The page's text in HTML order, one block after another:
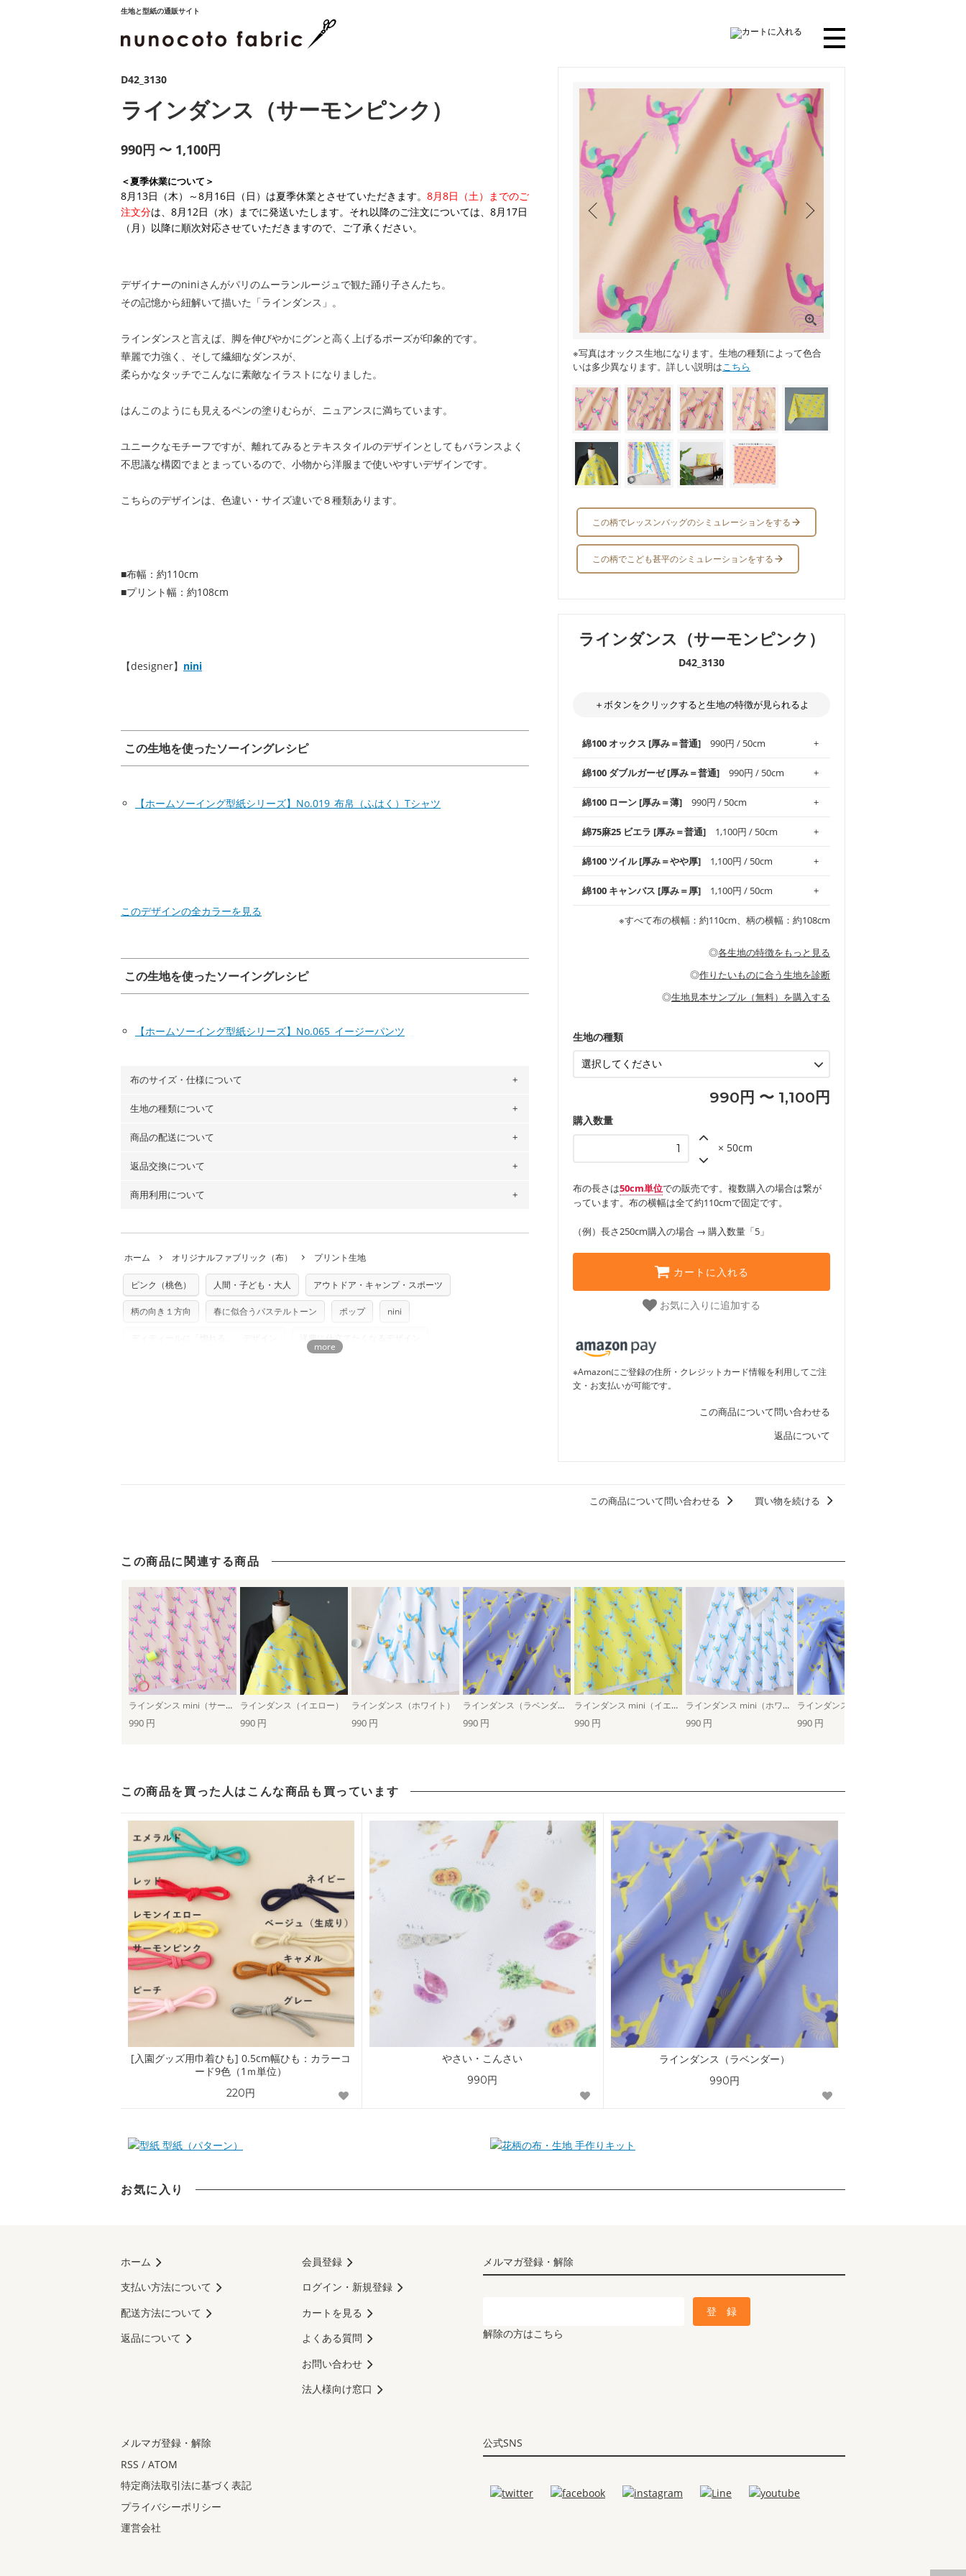
生地と型紙の通販サイト
※写真はオックス生地になります。生地の種類によって色合
いは多少異なります。詳しい説明はこちら
この柄でレッスンバッグのシミュレーションをする
この柄でこども甚平のシミュレーションをする
ラインダンス（サーモンピンク）
D42_3130
＋ボタンをクリックすると生地の特徴が見られるよ
綿100 オックス [厚み＝普通] 990円 / 50cm
使いやすさNo.1！しなやかさと適度な張りを併せ持ち、
通気性の高さがオックス生地の特徴です。当サイトのオ
縫いやすいため、布小物全般にお使いいただけます。
※レッスンバッグ、上履き袋などの通園通学グッズには
などの布小物
・布団カバーなどの寝具、カーテン
・スカート、甚平などの子ども服
綿100 ダブルガーゼ [厚み＝普通] 990円 / 50cm
柔らかくふんわりとした肌触りが特徴です。ベビー用品
やハンカチなど直接肌に触れるアイテムに最適です。高
シーズンで活躍してくれます。
・スタイ、おくるみなどのベビーグッズ
・ブラウス、チュニック、ワンピースなどの洋服
綿100 ローン [厚み＝薄] 990円 / 50cm
上質で薄手の平織りの生地です。軽やかさとなめらかな
手触りの良さが魅力。透け感があるので、涼しげなトッ
・ブラウス、シャツ、チュニックなどのトップス
綿75麻25 ビエラ [厚み＝普通] 1,100円 / 50cm
コットン75％リネン25％の当店のビエラ生地は、オック
ス生地よりもふんわりとした柔らかい質感と適度な落ち
綿100 ツイル [厚み＝やや厚] 1,100円 / 50cm
綾織りの生地です。しっかりとした張りと厚みがありな
がらも柔らかいのが特徴です。生地の厚みは中厚手で
・レッスンバッグ、上履き袋などの通園通学グッズ
・カーテン、エプロン、テーブルクロスなどの暮らしの
・パンツ、タックスカートなどのボトムス
もっと詳しく見る
綿100 キャンバス [厚み＝厚] 1,100円 / 50cm
夫で高い耐久性があります。トートバッグ・ポーチ・ペ
ンケースなどの布小物、インテリア用品に向いていま
・インテリア用品
※すべて布の横幅：約110cm、柄の横幅：約108cm
◎各生地の特徴をもっと見る
◎作りたいものに合う生地を診断
◎生地見本サンプル（無料）を購入する
生地の種類
990円 〜 1,100円
購入数量
× 50cm
布の長さは50cm単位での販売です。複数購入の場合は繋が
っています。布の横幅は全て約110cmで固定です。
（例）長さ250cm購入の場合 → 購入数量「5」
カートに入れる
お気に入りに追加する
※Amazonにご登録の住所・クレジットカード情報を利用してご注
文・お支払いが可能です。
この商品について問い合わせる
返品について
D42_3130
ラインダンス（サーモンピンク）
990円 〜 1,100円
＜夏季休業について＞
8月13日（木）～8月16日（日）は夏季休業とさせていただきます。 8月8日（土）までのご
注文分は、8月12日（水）までに発送いたします。それ以降のご注文については、8月17日
（月）以降に順次対応させていただきますので、ご了承ください。
デザイナーのniniさんがパリのムーランルージュで観た踊り子さんたち。
その記憶から紐解いて描いた「ラインダンス」。
ラインダンスと言えば、脚を伸びやかにグンと高く上げるポーズが印象的です。
華麗で力強く、そして繊細なダンスが、
柔らかなタッチでこんなに素敵なイラストになりました。
はんこのようにも見えるペンの塗りむらが、ニュアンスに満ちています。
ユニークなモチーフですが、離れてみるとテキスタイルのデザインとしてもバランスよく
不思議な構図でまとまっているので、小物から洋服まで使いやすいデザインです。
こちらのデザインは、色違い・サイズ違いで８種類あります。
■布幅：約110cm
■プリント幅：約108cm
【designer】 nini
この生地を使ったソーイングレシピ
【ホームソーイング型紙シリーズ】No.019_布帛（ふはく）Tシャツ
このデザインの全カラーを見る
この生地を使ったソーイングレシピ
【ホームソーイング型紙シリーズ】No.065_イージーパンツ
布のサイズ・仕様について
布の長さは50cm単位での販売になります。
※カットを希望の方は備考欄に「50cmずつカット希望」などご記載ください（50cm
単位でのカットのみ）
生地の種類について
・現在、すべてのデザインのプリントに使用している生地は６種類です。素材は
ーン）・コットンリネン（ビエラ織）・100％コットン（ツイル）・100％コットン
（キャンバス・11号帆布）です。
◎ 各生地の詳細を見る
商品の配送について
・ネコポスでの配送は、布は2mまで型紙は2個までとなります（一部例外有り）それ
ります。
※万が一、検品時に不備が見つかった場合は、4～5営業日後の発送となる場合がござ
※土日祝は営業日に含まれません。
※配送日のご指定は承れません。出来上がり次第、順次発送いたします。
返品交換について
・布はご注文後に注文数量のみをプリントするため、
購入後の返品および交換は承る
ていた色味と違う、などの理由での返品は承れません。予めご了承ください。
返品・交換対象の基準について詳しくは こちら
商用利用について
た記載も不要です。（製品化した際に起こる全ての問題、クレームにつきましては当
店及びnunocoto fabricは一切の責任を負いませんのでご了承ください）
※有料型紙（ホームソーイング型紙シリーズ）および柄がえらべるキットに付属された
型紙は商用利用できませんのでご注意ください。型紙自体の転用・販売および型紙を
ホーム オリジナルファブリック（布） プリント生地
ピンク（桃色） 人間・子ども・大人 アウトドア・キャンプ・スポーツ
柄の向き１方向 春に似合うパステルトーン ポップ nini
洋服に仕立てたくなるデザイン
この商品について問い合わせる 買い物を続ける
この商品に関連する商品
ラインダンス mini（サーモンピンク） ラインダンス（イエロー） ラインダンス（ホワイト） ラインダンス（ラベンダー） ラインダンス mini（イエロー） ラインダンス mini（ホワイト）
990 円 990 円 990 円 990 円 990 円 990 円 990 円
この商品を買った人はこんな商品も買っています
[入園グッズ用巾着ひも] 0.5cm幅ひも：カラーコ
ード9色（1ｍ単位）
220円
やさい・こんさい
990円
ラインダンス（ラベンダー）
990円
型紙（パターン） 手作りキット
お気に入り
メルマガ登録・解除
解除の方はこちら
ホーム
支払い方法について
配送方法について
返品について
会員登録
ログイン・新規登録
カートを見る
よくある質問
お問い合わせ
法人様向け窓口
公式SNS
メルマガ登録・解除
RSS / ATOM
特定商法取引法に基づく表記
プライバシーポリシー
運営会社